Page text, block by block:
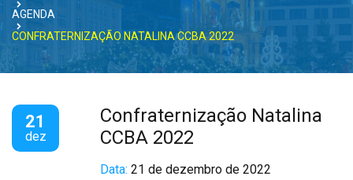
AGENDA
CONFRATERNIZAÇÃO NATALINA CCBA 2022
21
dez
Confraternização Natalina
CCBA 2022
Data: 21 de dezembro de 2022